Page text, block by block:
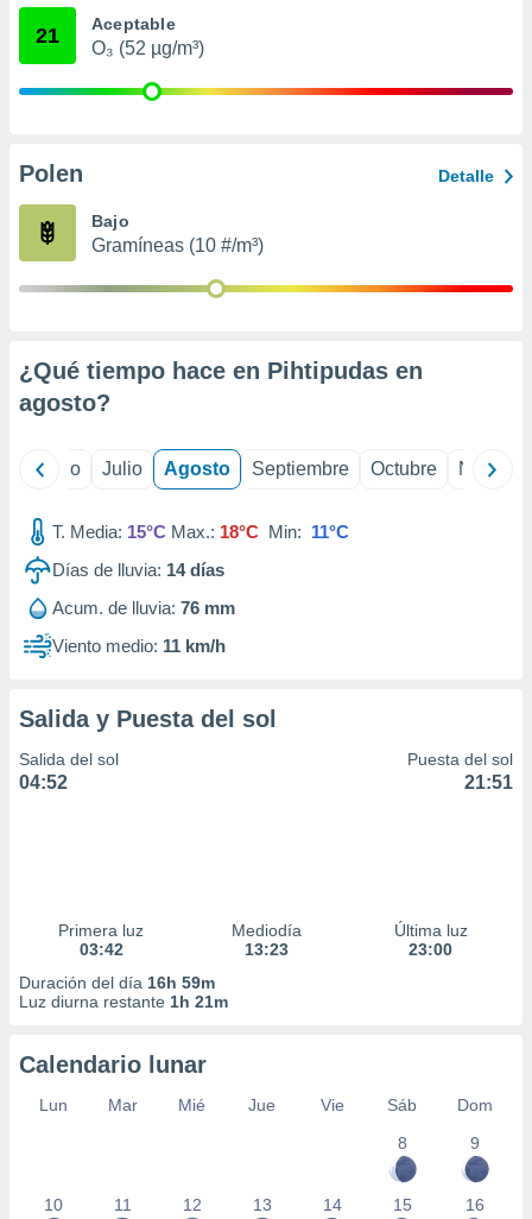
e
de
21 Aceptable
O₃ (52 µg/m³)
Polen Detalle
Bajo
Gramíneas (10 #/m³)
¿Qué tiempo hace en Pihtipudas en
agosto?
Junio Julio Agosto Septiembre Octubre
T. Media: 15°C Max.: 18°C Min: 11°C
Días de lluvia: 14días
Acum. de lluvia: 76 mm
Viento medio: 11 km/h
Salida y Puesta del sol
Salida del sol
04:52
Puesta del sol
21:51
Primera luz
03:42
Mediodía
13:23
Última luz
23:00
Duración del día 16h 59m
Luz diurna restante 1h 21m
Calendario lunar
Lun Mar Mié Jue Vie Sáb
Dom
8
9
10 11 12 13 14 15 16